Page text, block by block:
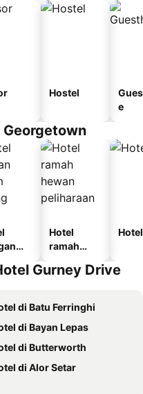
Hostel
e
Hotel
ramah
peliharaan
Gurney Drive
di Batu Ferringhi
di Bayan Lepas
di Butterworth
di Alor Setar